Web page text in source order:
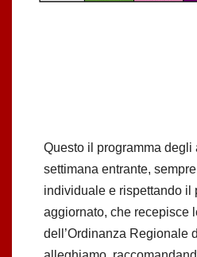
Questo il programma
settimana entrante,
individuale e rispettando il
aggiornato, che recepisce
dell’Ordinanza Regionale